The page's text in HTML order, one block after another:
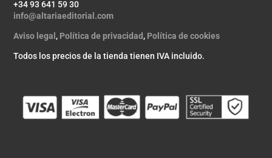
+34 93 641 59 30
info@altariaeditorial.com
Aviso legal, Política de privacidad, Política de cookies
Todos los precios de la tienda tienen IVA incluido.